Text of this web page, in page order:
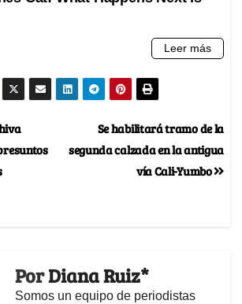
Se habilitará tramo de la
segunda calzada en la antigua
vía Cali-Yumbo
PorDiana Ruiz*
Somos un equipo de periodistas